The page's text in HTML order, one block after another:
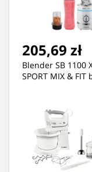
205,69 zł
Blender SB 1100
SPORT MIX & FIT